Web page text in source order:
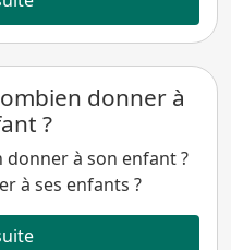
donner à
?
donner à son enfant ?
à ses enfants ?